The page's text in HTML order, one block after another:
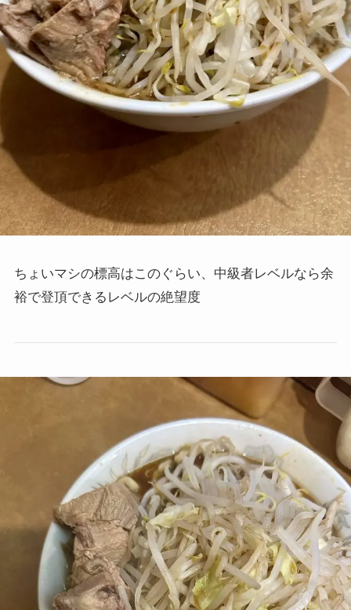
ちょいマシの標高はこのぐらい、中級者レベルなら余
裕で登頂できるレベルの絶望度